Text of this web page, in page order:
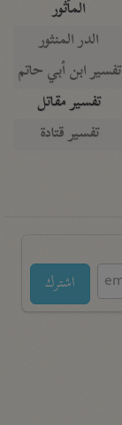
المأثور
الدر المنثور
تفسير ابن أبي حاتم
تفسير مقاتل
تفسير قتادة
اشترك